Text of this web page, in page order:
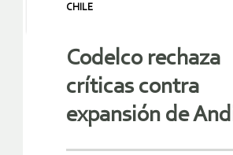
CHILE
Codelco rechaza
críticas contra
expansión de